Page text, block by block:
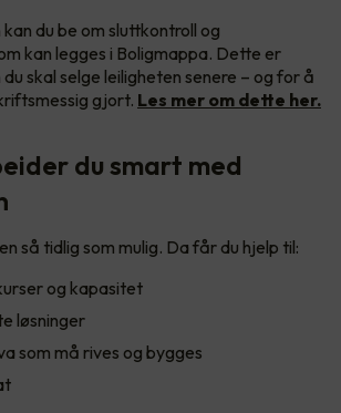
du be om sluttkontroll og
kan legges i Boligmappa. Dette er
skal selge leiligheten senere – og for å
gjort. Les mer om dette her.
du smart med
så tidlig som mulig. Da får du hjelp til:
og kapasitet
løsninger
som må rives og bygges